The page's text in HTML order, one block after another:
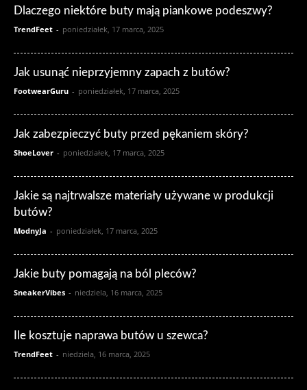
Dlaczego niektóre buty mają piankowe podeszwy?
TrendFeet - poniedziałek, 17 marca, 2025
Jak usunąć nieprzyjemny zapach z butów?
FootwearGuru - poniedziałek, 17 marca, 2025
Jak zabezpieczyć buty przed pękaniem skóry?
ShoeLover - poniedziałek, 17 marca, 2025
Jakie są najtrwalsze materiały używane w produkcji
butów?
ModnyJa - poniedziałek, 17 marca, 2025
Jakie buty pomagają na ból pleców?
SneakerVibes - niedziela, 16 marca, 2025
Ile kosztuje naprawa butów u szewca?
TrendFeet - niedziela, 16 marca, 2025